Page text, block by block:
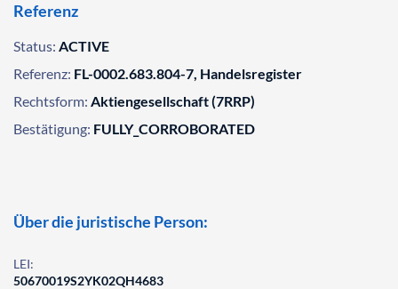
Referenz
Status: ACTIVE
Referenz: FL-0002.683.804-7, Handelsregister
Rechtsform: Aktiengesellschaft (7RRP)
Bestätigung: FULLY_CORROBORATED
Über die juristische Person:
LEI:
50670019S2YK02QH4683